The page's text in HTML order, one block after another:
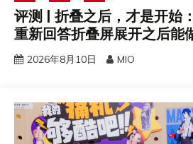
评测 | 折叠之后，才是开始
重新回答折叠屏展开之后能
2026年8月10日 MIO